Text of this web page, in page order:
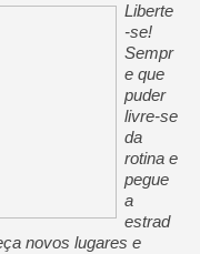
Liberte
-se!
Sempr
e que
puder
livre-se
da
rotina e
pegue
a
estrad
novos lugares e